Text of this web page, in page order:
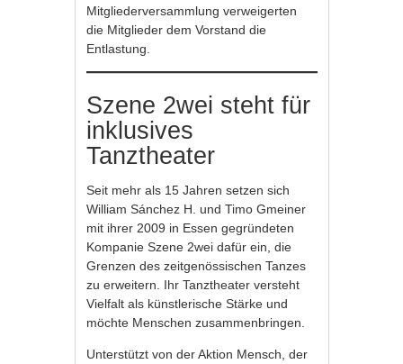
Mitgliederversammlung verweigerten
die Mitglieder dem Vorstand die
Entlastung.
Szene 2wei steht für
inklusives
Tanztheater
Seit mehr als 15 Jahren setzen sich
William Sánchez H. und Timo Gmeiner
mit ihrer 2009 in Essen gegründeten
Kompanie Szene 2wei dafür ein, die
Grenzen des zeitgenössischen Tanzes
zu erweitern. Ihr Tanztheater versteht
Vielfalt als künstlerische Stärke und
möchte Menschen zusammenbringen.
Unterstützt von der Aktion Mensch, der